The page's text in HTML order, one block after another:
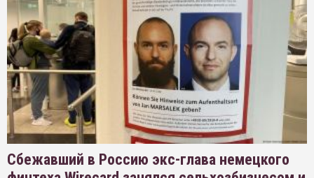
Сбежавший в Россию экс-глава немецкого